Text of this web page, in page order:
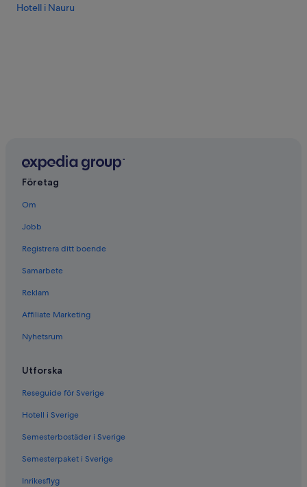
Hotell i Nauru
Företag
Om
Jobb
Registrera ditt boende
Samarbete
Reklam
Affiliate Marketing
Nyhetsrum
Utforska
Reseguide för Sverige
Hotell i Sverige
Semesterbostäder i Sverige
Semesterpaket i Sverige
Inrikesflyg